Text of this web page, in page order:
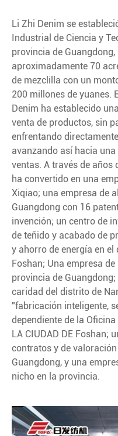
Li Zhi Denim se
Industrial de Ciencia y
provincia de
aproximadamente 70
de mezclilla con un
200 millones de yuanes.
Denim ha establecido
venta de productos, sin
enfrentando
avanzando así hacia
ventas. A través de años
ha convertido en una
Xiqiao; una empresa de
Guangdong con 16
invención; un centro de
de teñido y acabado de
y ahorro de energía en
Foshan; Una empresa
provincia de
caridad del distrito de
"fabricación inteligente,
dependiente de la
LA CIUDAD DE Foshan;
contratos y de
Guangdong, y una
nicho en la provincia.